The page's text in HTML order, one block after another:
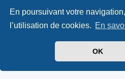
En poursuivant votre
l’utilisation de cookies. En
OK